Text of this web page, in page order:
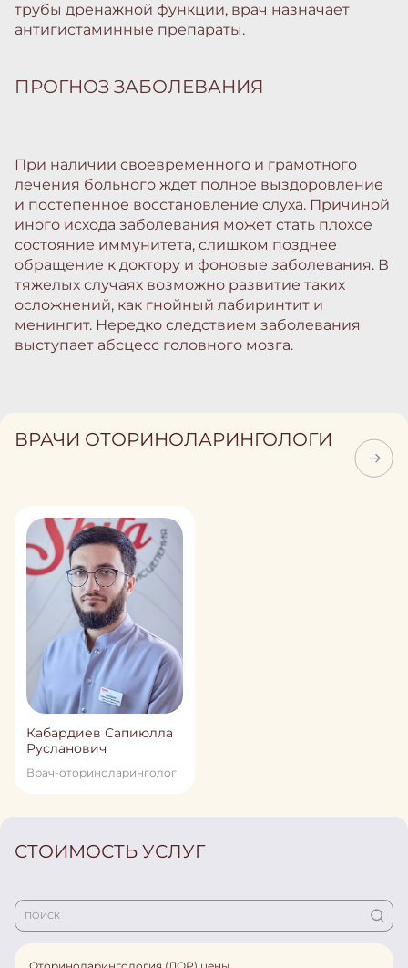
трубы дренажной функции, врач назначает
антигистаминные препараты.
ПРОГНОЗ ЗАБОЛЕВАНИЯ
При наличии своевременного и грамотного
лечения больного ждет полное выздоровление
и постепенное восстановление слуха. Причиной
иного исхода заболевания может стать плохое
состояние иммунитета, слишком позднее
обращение к доктору и фоновые заболевания. В
тяжелых случаях возможно развитие таких
осложнений, как гнойный лабиринтит и
менингит. Нередко следствием заболевания
выступает абсцесс головного мозга.
ВРАЧИ ОТОРИНОЛАРИНГОЛОГИ
Кабардиев Сапиюлла
Русланович
Врач-оториноларинголог
СТОИМОСТЬ УСЛУГ